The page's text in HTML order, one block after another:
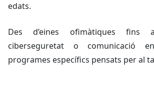
edats.
Des d’eines ofimàtiques fins
ciberseguretat o comunicació
programes específics pensats per al